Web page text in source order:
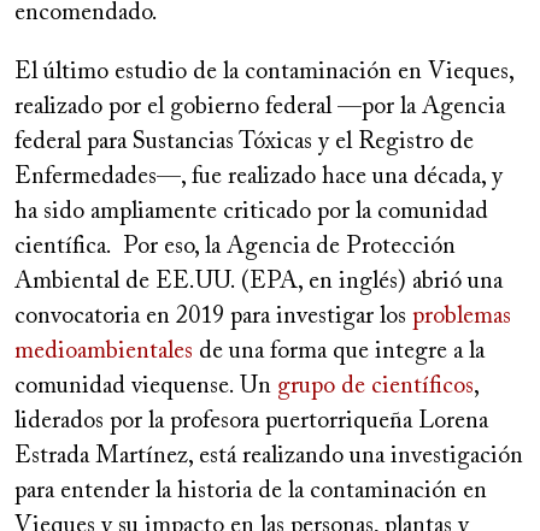
encomendado.
El último estudio de la contaminación en Vieques,
realizado por el gobierno federal —por la Agencia
federal para Sustancias Tóxicas y el Registro de
Enfermedades—, fue realizado hace una década, y
ha sido ampliamente criticado por la comunidad
científica. Por eso, la Agencia de Protección
Ambiental de EE.UU. (EPA, en inglés) abrió una
convocatoria en 2019 para investigar los problemas
medioambientales de una forma que integre a la
comunidad viequense. Un grupo de científicos,
liderados por la profesora puertorriqueña Lorena
Estrada Martínez, está realizando una investigación
para entender la historia de la contaminación en